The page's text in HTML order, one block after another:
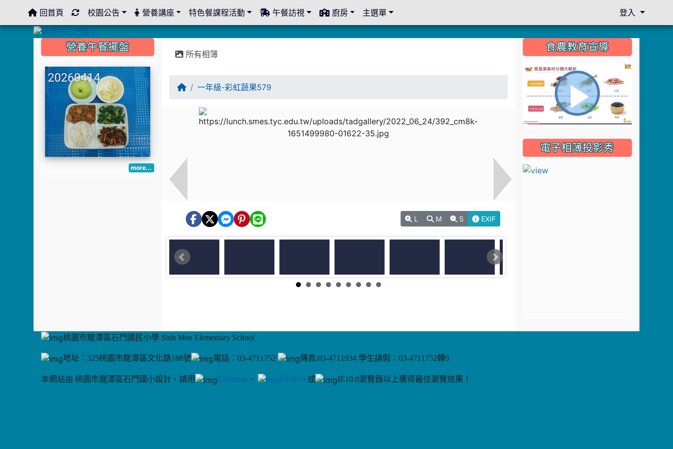
所有相簿
一年級-彩虹蔬果579
L M S EXIF
::: 營養午餐擺盤
more...
::: 食農教育宣導
播
放
電子相簿投影秀
桃園市龍潭區石門國民小學 Shih Men Elementary School
地址：325桃園市龍潭區文化路188號 電話：03-4711752 傳真:03-4711934 學生請假：03-4711752轉9
本網站由 桃園市龍潭區石門國小設計，請用 Chrome 、 FireFox或 IE10.0瀏覽器以上獲得最佳瀏覽效果！
::: 回首頁 校園公告 營養講座 特色餐課程活動 午餐訪視 廚房 主選單 登入